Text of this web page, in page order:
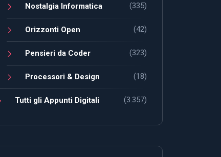
Nostalgia Informatica (335)
Orizzonti Open (42)
Pensieri da Coder (323)
Processori & Design (18)
Tutti gli Appunti Digitali (3.357)